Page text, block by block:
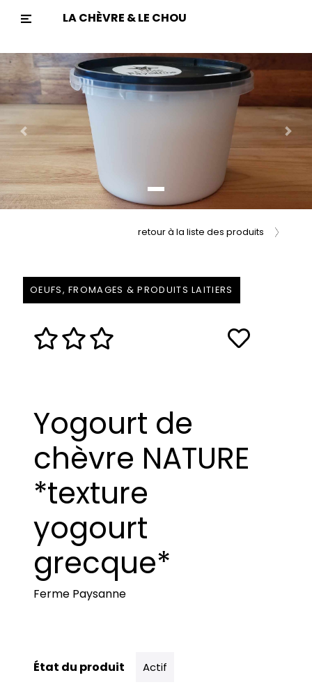
LA CHÈVRE & LE CHOU
Previous Next
OEUFS, FROMAGES & PRODUITS LAITIERS
retour à la liste des produits
Yogourt de
chèvre NATURE
*texture
yogourt
grecque*
Ferme Paysanne
État du produit Actif